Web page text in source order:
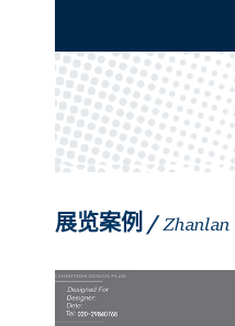
展览案例 /Zhanlan